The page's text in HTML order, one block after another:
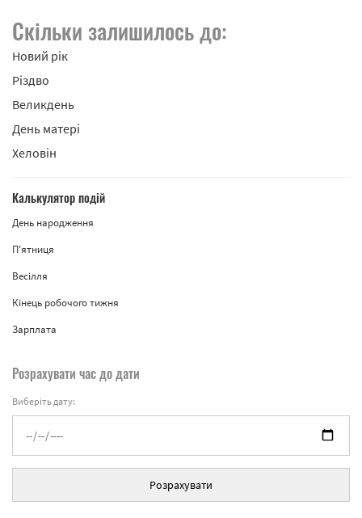
Скільки залишилось до:
Новий рік
Різдво
Великдень
День матері
Хеловін
Калькулятор подій
День народження
П'ятниця
Весілля
Кінець робочого тижня
Зарплата
Розрахувати час до дати
Виберіть дату:
Розрахувати